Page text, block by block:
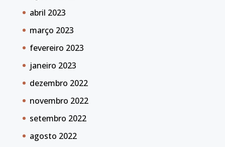
abril 2023
março 2023
fevereiro 2023
janeiro 2023
dezembro 2022
novembro 2022
setembro 2022
agosto 2022